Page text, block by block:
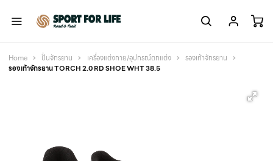
Home ปั่นจักรยาน เครื่องแต่งกาย/อุปกรณ์ตกแต่ง
รองเท้าจักรยาน
รองเท้าจักรยาน TORCH 2.0 RD SHOE WHT 38.5